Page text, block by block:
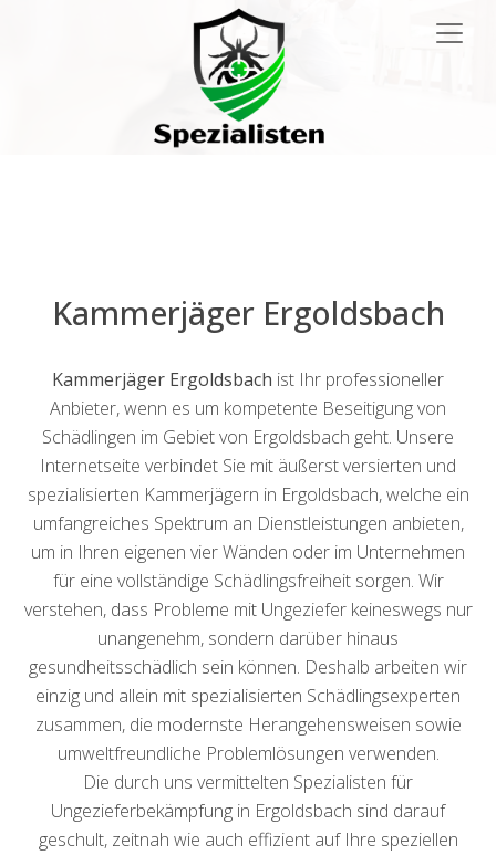
Kammerjäger Ergoldsbach
Kammerjäger Ergoldsbach ist Ihr professioneller
Anbieter, wenn es um kompetente Beseitigung von
Schädlingen im Gebiet von Ergoldsbach geht. Unsere
Internetseite verbindet Sie mit äußerst versierten und
spezialisierten Kammerjägern in Ergoldsbach, welche ein
umfangreiches Spektrum an Dienstleistungen anbieten,
um in Ihren eigenen vier Wänden oder im Unternehmen
für eine vollständige Schädlingsfreiheit sorgen. Wir
verstehen, dass Probleme mit Ungeziefer keineswegs nur
unangenehm, sondern darüber hinaus
gesundheitsschädlich sein können. Deshalb arbeiten wir
einzig und allein mit spezialisierten Schädlingsexperten
zusammen, die modernste Herangehensweisen sowie
umweltfreundliche Problemlösungen verwenden.
Die durch uns vermittelten Spezialisten für
Ungezieferbekämpfung in Ergoldsbach sind darauf
geschult, zeitnah wie auch effizient auf Ihre speziellen